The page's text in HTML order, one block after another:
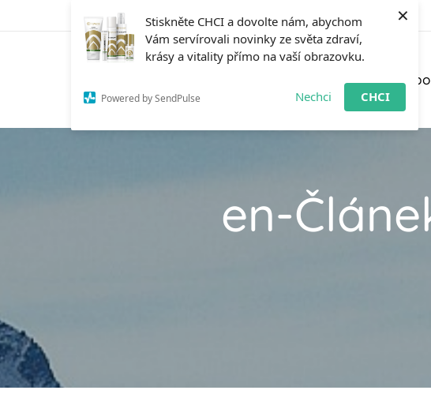
Stiskněte CHCI a dovolte nám, abychom
Vám servírovali novinky ze světa zdraví,
krásy a vitality přímo na vaší obrazovku.
Powered by SendPulse Nechci CHCI
×
Home
en-